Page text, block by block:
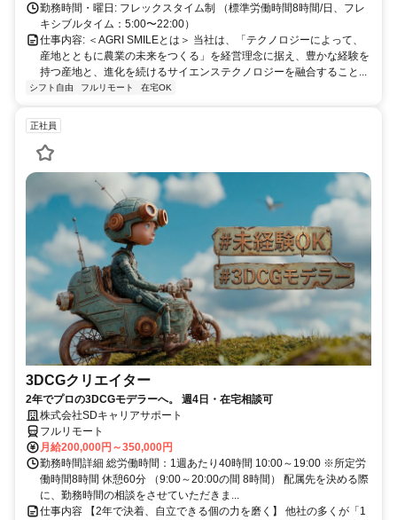
勤務時間・曜日: フレックスタイム制 （標準労働時間8時間/日、フレ
キシブルタイム：5:00〜22:00）
仕事内容: ＜AGRI SMILEとは＞ 当社は、「テクノロジーによって、
産地とともに農業の未来をつくる」を経営理念に据え、豊かな経験を
持つ産地と、進化を続けるサイエンステクノロジーを融合すること...
シフト自由 フルリモート 在宅OK
正社員
3DCGクリエイター
2年でプロの3DCGモデラーへ。 週4日・在宅相談可
株式会社SDキャリアサポート
フルリモート
月給200,000円～350,000円
勤務時間詳細 総労働時間：1週あたり40時間 10:00～19:00 ※所定労
働時間8時間 休憩60分 （9:00～20:00の間 8時間） 配属先を決める際
に、勤務時間の相談をさせていただきま...
仕事内容 【2年で決着、自立できる個の力を磨く】 他社の多くが「1